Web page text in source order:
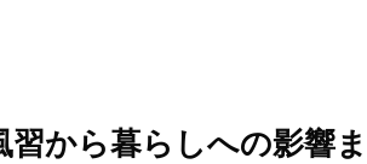
から暮らしへの影響